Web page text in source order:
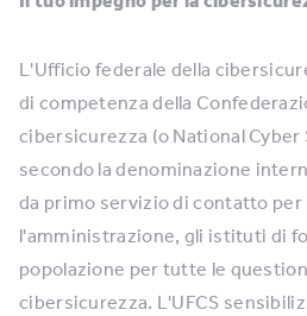
L'Ufficio federale della
di competenza della
cibersicurezza (o National Cyber
secondo la denominazione
da primo servizio di contatto per
l'amministrazione, gli istituti di
popolazione per tutte le
cibersicurezza. L'UFCS